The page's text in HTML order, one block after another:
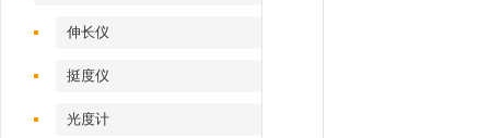
伸长仪
挺度仪
光度计